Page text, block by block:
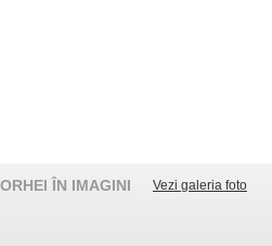
ORHEI ÎN IMAGINI Vezi galeria foto